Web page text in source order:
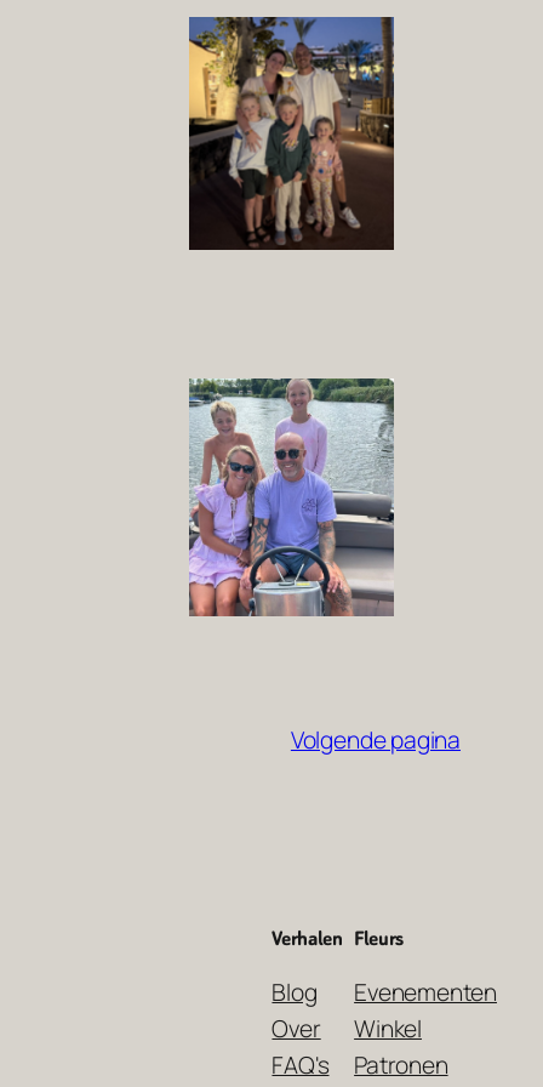
Volgende pagina
Verhalen
Blog
Over
FAQ's
Fleurs
Evenementen
Winkel
Patronen